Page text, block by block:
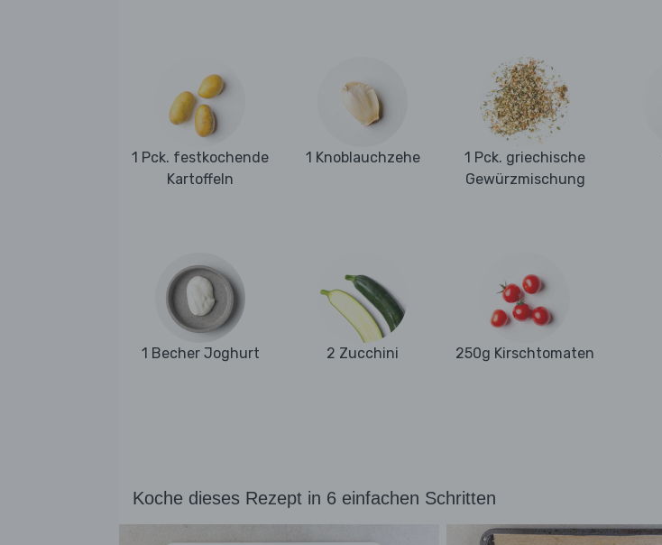
1 Pck. festkochende
Kartoffeln
1 Knoblauchzehe
1 Pck. griechische
Gewürzmischung
1 Becher Joghurt 2 Zucchini 250g Kirschtomaten
Koche dieses Rezept in 6 einfachen Schritten